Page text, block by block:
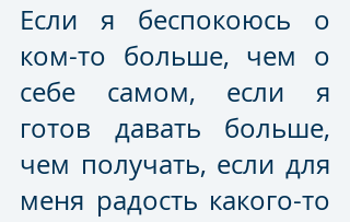
Если я беспокоюсь о
ком-то больше, чем о
себе самом, если я
готов давать больше,
чем получать, если для
меня радость какого-то